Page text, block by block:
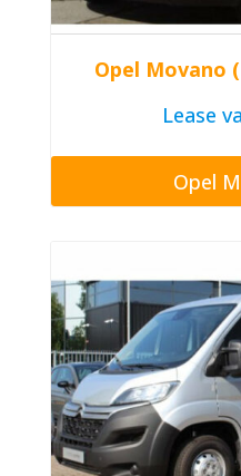
Opel Movano
Lease
Opel